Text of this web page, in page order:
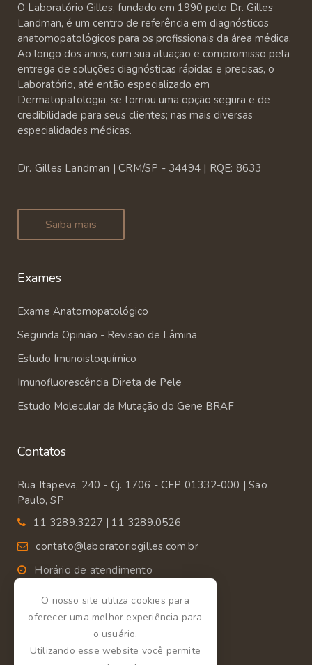
O Laboratório Gilles, fundado em 1990 pelo Dr. Gilles
Landman, é um centro de referência em diagnósticos
anatomopatológicos para os profissionais da área médica.
Ao longo dos anos, com sua atuação e compromisso pela
entrega de soluções diagnósticas rápidas e precisas, o
Laboratório, até então especializado em
Dermatopatologia, se tornou uma opção segura e de
credibilidade para seus clientes; nas mais diversas
especialidades médicas.
Dr. Gilles Landman | CRM/SP - 34494 | RQE: 8633
Saiba mais
Exames
Exame Anatomopatológico
Segunda Opinião - Revisão de Lâmina
Estudo Imunoistoquímico
Imunofluorescência Direta de Pele
Estudo Molecular da Mutação do Gene BRAF
Contatos
Rua Itapeva, 240 - Cj. 1706 - CEP 01332-000 | São
Paulo, SP
11 3289.3227 | 11 3289.0526
contato@laboratoriogilles.com.br
Horário de atendimento
Segunda a Sexta das 9:00 às 18:00.
O nosso site utiliza cookies para
oferecer uma melhor experiência para
o usuário.
Utilizando esse website você permite